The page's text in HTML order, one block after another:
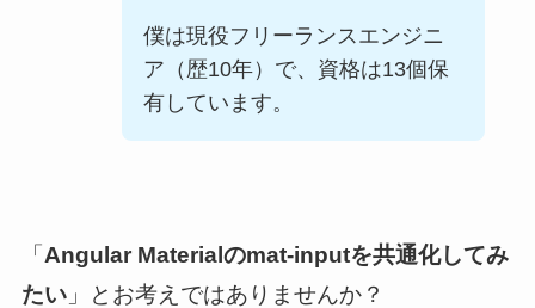
僕は現役フリーランスエンジニ
ア（歴10年）で、資格は13個保
有しています。
「 Angular Materialのmat-inputを共通化してみ
たい」とお考えではありませんか？